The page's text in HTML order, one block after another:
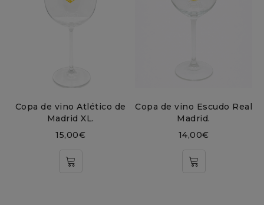
Copa de vino Atlético de
Madrid XL.
15,00€
Copa de vino Escudo Real
Madrid.
14,00€